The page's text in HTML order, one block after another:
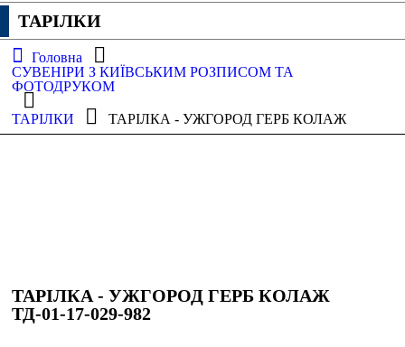
ТАРІЛКИ
Головна
СУВЕНІРИ З КИЇВСЬКИМ РОЗПИСОМ ТА
ФОТОДРУКОМ
ТАРІЛКИ ТАРІЛКА - УЖГОРОД ГЕРБ КОЛАЖ
ТАРІЛКА - УЖГОРОД ГЕРБ КОЛАЖ
ТД-01-17-029-982